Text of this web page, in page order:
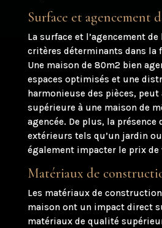
Surface et agencement
La surface et l’agencement
critères déterminants dans la
Une maison de 80m2 bien
espaces optimisés et une
harmonieuse des pièces,
supérieure à une maison de
agencée. De plus, la présence
extérieurs tels qu’un jardin
également impacter le prix de
Matériaux de
Les matériaux de
maison ont un impact direct
matériaux de qualité